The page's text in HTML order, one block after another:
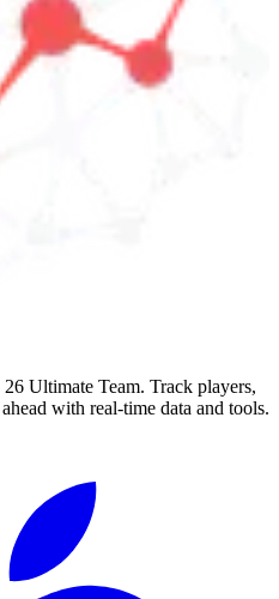
26 Ultimate Team. Track players,
with real-time data and tools.